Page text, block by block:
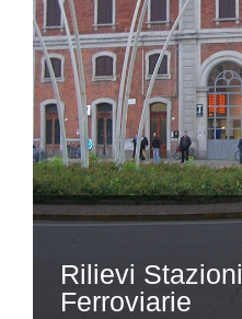
Rilievi Stazioni
Ferroviarie